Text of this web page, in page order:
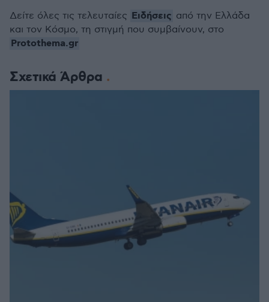
Σχετικά Άρθρα
Δείτε όλες τις τελευταίες Ειδήσεις από την Ελλάδα
και τον Κόσμο, τη στιγμή που συμβαίνουν, στο
Protothema.gr